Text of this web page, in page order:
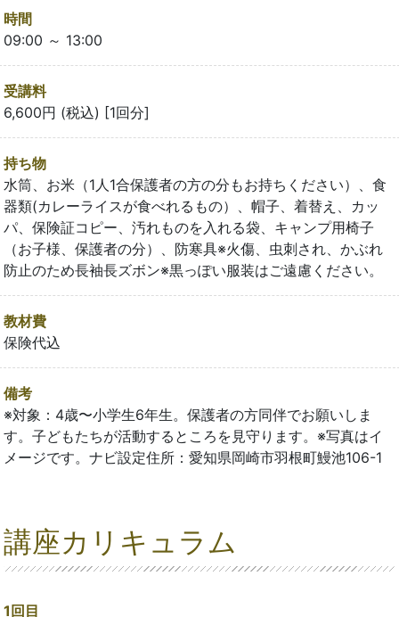
時間
09:00 ～ 13:00
受講料
6,600円 (税込) [1回分]
持ち物
水筒、お米（1人1合保護者の方の分もお持ちください）、食
器類(カレーライスが食べれるもの）、帽子、着替え、カッ
パ、保険証コピー、汚れものを入れる袋、キャンプ用椅子
（お子様、保護者の分）、防寒具※火傷、虫刺され、かぶれ
防止のため長袖長ズボン※黒っぽい服装はご遠慮ください。
教材費
保険代込
備考
※対象：4歳〜小学生6年生。保護者の方同伴でお願いしま
す。子どもたちが活動するところを見守ります。※写真はイ
メージです。ナビ設定住所：愛知県岡崎市羽根町鰻池106-1
講座カリキュラム
1回目